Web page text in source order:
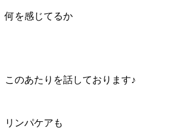
何を感じてるか
このあたりを話しております♪
リンパケアも